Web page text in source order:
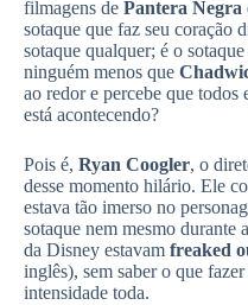
filmagens de Pantera Negra
sotaque que faz seu coração
sotaque qualquer; é o
ninguém menos que
ao redor e percebe que todos
está acontecendo?
Pois é, Ryan Coogler, o
desse momento hilário. Ele
estava tão imerso no
sotaque nem mesmo durante
da Disney estavam freaked
inglês), sem saber o que
intensidade toda.